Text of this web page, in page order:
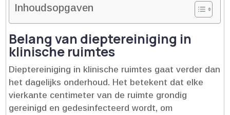
Inhoudsopgaven
Belang van dieptereiniging in
klinische ruimtes
Dieptereiniging in klinische ruimtes gaat verder dan
het dagelijks onderhoud.​ Het betekent dat elke
vierkante centimeter van de ruimte grondig
gereinigd en gedesinfecteerd wordt, om